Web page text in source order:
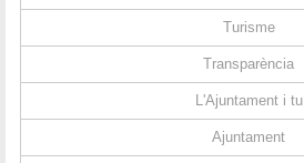
Turisme
Transparència
L'Ajuntament i tu
Ajuntament